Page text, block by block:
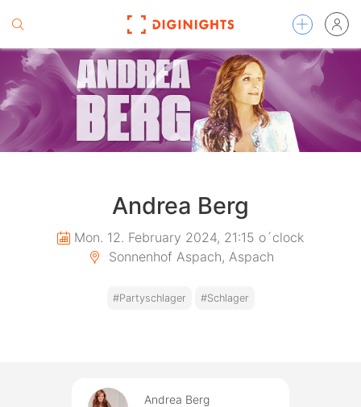
Andrea Berg
Mon. 12. February 2024, 21:15 o´clock
Sonnenhof Aspach, Aspach
#Partyschlager #Schlager
Andrea Berg